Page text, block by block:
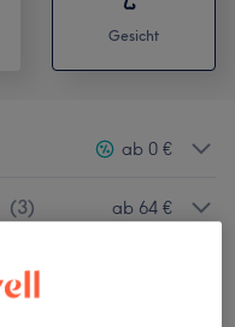
Gesicht
ab 0 €
(3) ab 64 €
7)